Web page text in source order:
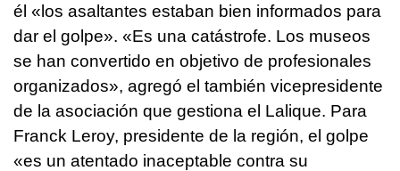
él «los asaltantes estaban bien informados para
dar el golpe». «Es una catástrofe. Los museos
se han convertido en objetivo de profesionales
organizados», agregó el también vicepresidente
de la asociación que gestiona el Lalique. Para
Franck Leroy, presidente de la región, el golpe
«es un atentado inaceptable contra su